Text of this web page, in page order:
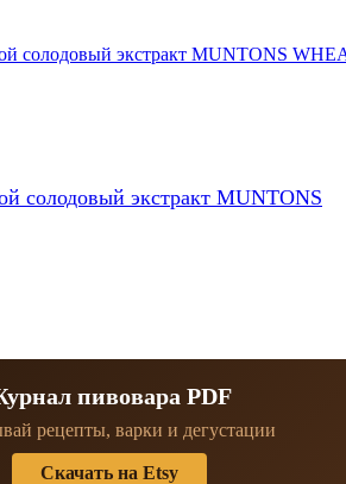
солодовый экстракт MUNTONS
пивовара PDF
рецепты, варки и дегустации
Скачать на Etsy